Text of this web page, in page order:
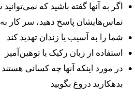
اگر به آنها گفته باشید که نمی‌توانید سر
تماس‌هایشان پاسخ دهید، سر کار به
شما را به آسیب یا زندان تهدید کند
استفاده از زبان رکیک یا توهین‌آمیز
در مورد اینکه آنها چه کسانی هستند یا
بدهکارید دروغ بگویید